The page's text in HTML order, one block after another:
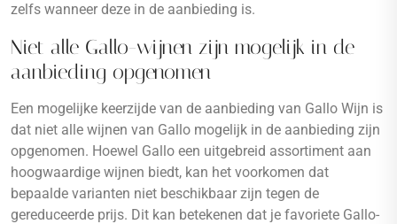
zelfs wanneer deze in de aanbieding is.
Niet alle Gallo-wijnen zijn mogelijk in de
aanbieding opgenomen
Een mogelijke keerzijde van de aanbieding van Gallo Wijn is
dat niet alle wijnen van Gallo mogelijk in de aanbieding zijn
opgenomen. Hoewel Gallo een uitgebreid assortiment aan
hoogwaardige wijnen biedt, kan het voorkomen dat
bepaalde varianten niet beschikbaar zijn tegen de
gereduceerde prijs. Dit kan betekenen dat je favoriete Gallo-